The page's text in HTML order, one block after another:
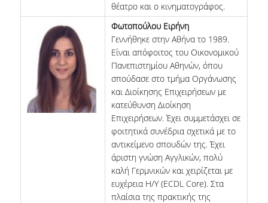
θέατρο και ο κινηματογράφος.
Φωτοπούλου Ειρήνη
Γεννήθηκε στην Αθήνα το 1989.
Είναι απόφοιτος του Οικονομικού
Πανεπιστημίου Αθηνών, όπου
σπούδασε στο τμήμα Οργάνωσης
και Διοίκησης Επιχειρήσεων με
κατεύθυνση Διοίκηση
Επιχειρήσεων. Έχει συμμετάσχει σε
φοιτητικά συνέδρια σχετικά με το
αντικείμενο σπουδών της. Έχει
άριστη γνώση Αγγλικών, πολύ
καλή Γερμνικών και χειρίζεται με
ευχέρεια Η/Υ (ECDL Core). Στα
πλαίσια της πρακτικής της